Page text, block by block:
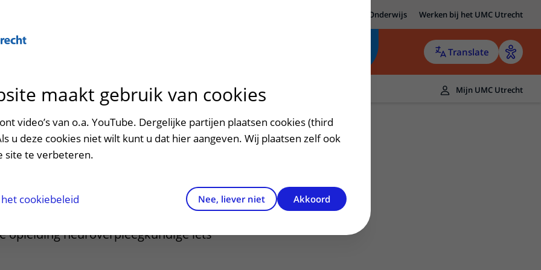
Onderwijs Werken bij het UMC Utrecht
Translate
patiëntportaal
het ziekenhuis
en voorzieningen
Contact en route
Contactgegevens
Verwijzers
Teleconsult aanvragen
Zorgverlenersportaal
Mijn UMC Utrecht
complexe wereld van de
je hoogwaardige, persoonsgerichte
opleiding neuroverpleegkundige iets
maakt gebruik van cookies
video’s van o.a. YouTube. Dergelijke partijen plaatsen cookies (third
u deze cookies niet wilt kunt u dat hier aangeven. Wij plaatsen zelf ook
site te verbeteren.
cookiebeleid Nee, liever niet Akkoord